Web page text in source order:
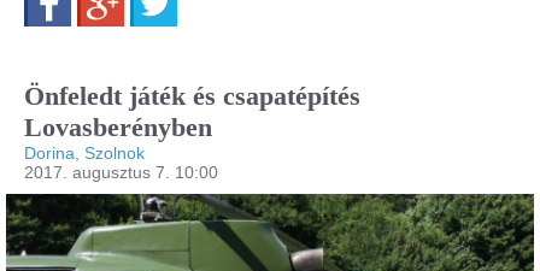
Önfeledt játék és csapatépítés
Lovasberényben
Dorina, Szolnok
2017. augusztus 7. 10:00